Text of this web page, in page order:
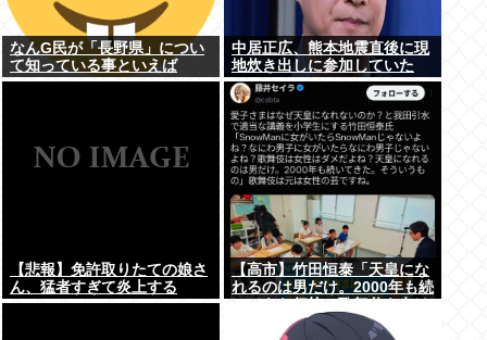
なんG民が「長野県」につい
て知っている事といえば
www
中居正広、熊本地震直後に現
地炊き出しに参加していた
【悲報】免許取りたての娘さ
ん、猛者すぎて炎上する
www
【高市】竹田恒泰「天皇にな
れるのは男だけ。2000年も続
駄目だよね？」